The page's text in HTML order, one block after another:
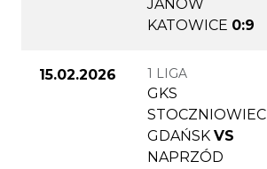
JANÓW
KATOWICE 0:9
15.02.2026 1 LIGA
GKS
STOCZNIOWIEC
GDAŃSK VS
NAPRZÓD